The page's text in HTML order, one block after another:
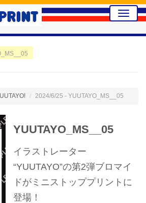
Toggle
2024/6/25 - YUUTAYO_MS__05
YUUTAYO_MS__05
イラストレーター
“YUUTAYO”の第2弾ブロマイ
ドがミニストッププリントに
登場！